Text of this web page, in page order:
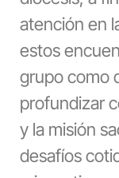
atención en
estos
grupo como
profundizar
y la misión
desafíos